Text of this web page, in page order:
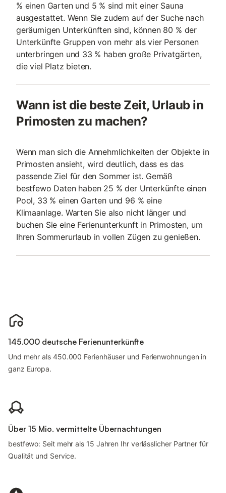
% einen Garten und 5 % sind mit einer Sauna
ausgestattet. Wenn Sie zudem auf der Suche nach
geräumigen Unterkünften sind, können 80 % der
Unterkünfte Gruppen von mehr als vier Personen
unterbringen und 33 % haben große Privatgärten,
die viel Platz bieten.
Wann ist die beste Zeit, Urlaub in
Primosten zu machen?
Wenn man sich die Annehmlichkeiten der Objekte in
Primosten ansieht, wird deutlich, dass es das
passende Ziel für den Sommer ist. Gemäß
bestfewo Daten haben 25 % der Unterkünfte einen
Pool, 33 % einen Garten und 96 % eine
Klimaanlage. Warten Sie also nicht länger und
buchen Sie eine Ferienunterkunft in Primosten, um
Ihren Sommerurlaub in vollen Zügen zu genießen.
145.000 deutsche Ferienunterkünfte
Und mehr als 450.000 Ferienhäuser und Ferienwohnungen in
ganz Europa.
Über 15 Mio. vermittelte Übernachtungen
bestfewo: Seit mehr als 15 Jahren Ihr verlässlicher Partner für
Qualität und Service.